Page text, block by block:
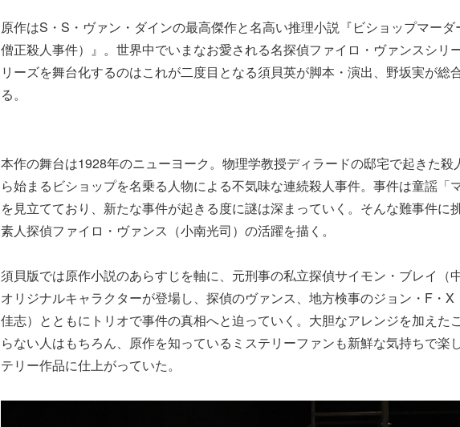
原作はS・S・ヴァン・ダインの最高傑作と名高い推理小説『ビショップマーダ
僧正殺人事件）』。世界中でいまなお愛される名探偵ファイロ・ヴァンスシリ
リーズを舞台化するのはこれが二度目となる須貝英が脚本・演出、野坂実が総
る。
本作の舞台は1928年のニューヨーク。物理学教授ディラードの邸宅で起きた殺
ら始まるビショップを名乗る人物による不気味な連続殺人事件。事件は童謡「
を見立てており、新たな事件が起きる度に謎は深まっていく。そんな難事件に
素人探偵ファイロ・ヴァンス（小南光司）の活躍を描く。
須貝版では原作小説のあらすじを軸に、元刑事の私立探偵サイモン・ブレイ（
オリジナルキャラクターが登場し、探偵のヴァンス、地方検事のジョン・F・X
佳志）とともにトリオで事件の真相へと迫っていく。大胆なアレンジを加えた
らない人はもちろん、原作を知っているミステリーファンも新鮮な気持ちで楽
テリー作品に仕上がっていた。